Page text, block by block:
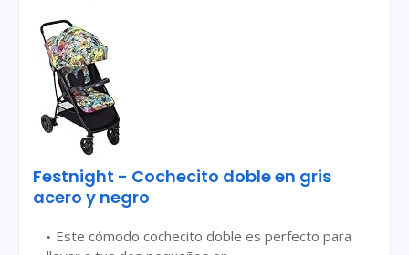
Festnight - Cochecito doble en gris
acero y negro
Este cómodo cochecito doble es perfecto para